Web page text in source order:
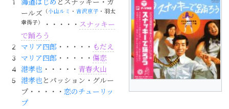
海道はじめ とスナッキー・ガ
ールズ （小山ルミ ・吉沢京子 ・羽太
幸得子） ・・・・・ スナッキー
で踊ろう
マリア四郎 ・・・・・ もだえ
マリア四郎 ・・・・・傷恋
港孝也 ・・・・・ 青春火山
港孝也 とパッション・グルー
プ・・・・・恋のチューリッ
プ